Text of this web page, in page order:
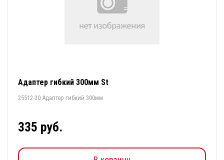
Адаптер гибкий 300мм St
25512-30 Адаптер гибкий 300мм
335 руб.